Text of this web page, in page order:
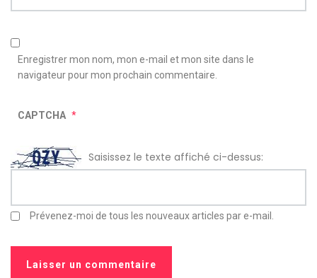
Enregistrer mon nom, mon e-mail et mon site dans le
navigateur pour mon prochain commentaire.
CAPTCHA *
Saisissez le texte affiché ci-dessus:
Prévenez-moi de tous les nouveaux articles par e-mail.